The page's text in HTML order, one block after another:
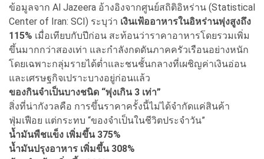
ข้อมูลจาก Al Jazeera อ้างอิงจากศูนย์สถิติอิหร่าน (Statistical
Center of Iran: SCI) ระบุว่า เงินเฟ้ออาหารในอิหร่านพุ่งสูงถึง
115% เมื่อเทียบกับปีก่อน สะท้อนว่าราคาอาหารโดยรวมเพิ่ม
ขึ้นมากกว่าสองเท่า และกำลังกดดันภาคครัวเรือนอย่างหนัก
โดยเฉพาะกลุ่มรายได้ต่ำและชนชั้นกลางที่เผชิญค่าเงินอ่อน
และเศรษฐกิจเปราะบางอยู่ก่อนแล้ว
ของกินจำเป็นบางชนิด “พุ่งเกิน 3 เท่า”
สิ่งที่น่ากังวลคือ การขึ้นราคาครั้งนี้ไม่ได้จำกัดแค่สินค้า
ฟุ่มเฟือย แต่กระทบ “ของจำเป็นในชีวิตประจำวัน”
น้ำมันพืชแข็ง เพิ่มขึ้น 375%
น้ำมันปรุงอาหาร เพิ่มขึ้น 308%